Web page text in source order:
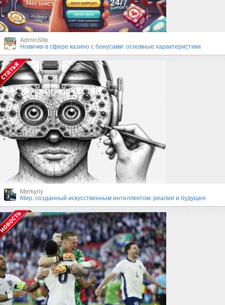
AdminSite
Новички в сфере казино с бонусами: основные характеристики
Merkyriy
Мир, созданный искусственным интеллектом: реалии и будущее